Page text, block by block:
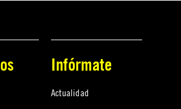
Infórmate
Actualidad